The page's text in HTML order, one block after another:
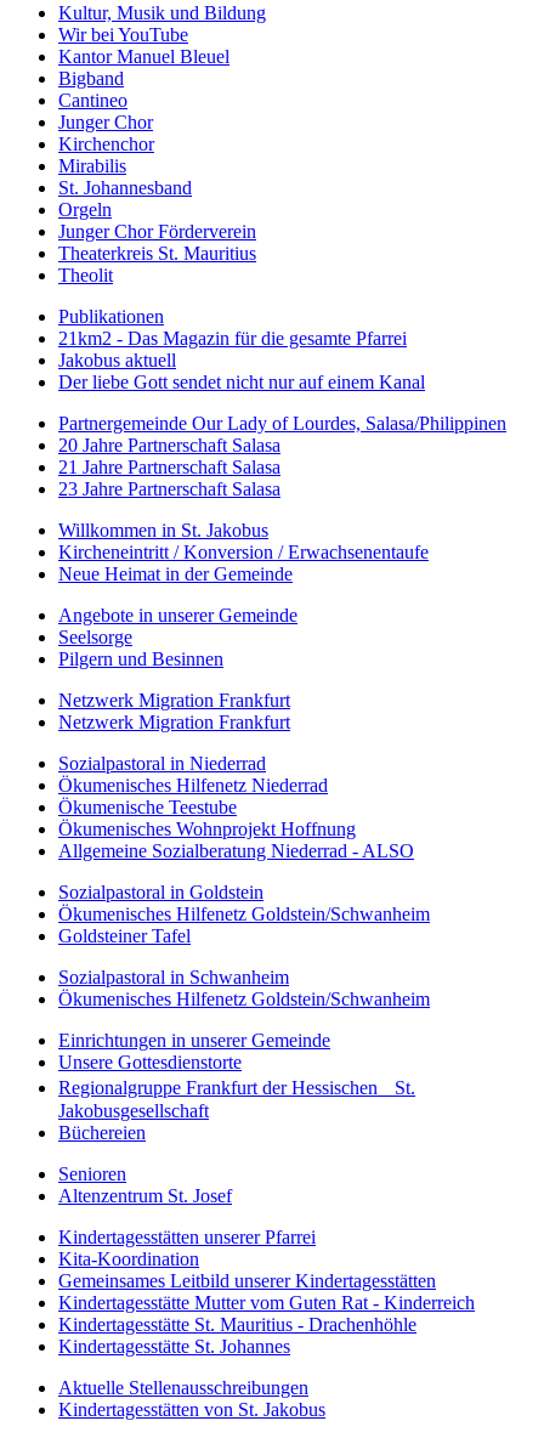
Kultur, Musik und Bildung
Wir bei YouTube
Kantor Manuel Bleuel
Bigband
Cantineo
Junger Chor
Kirchenchor
Mirabilis
St. Johannesband
Orgeln
Junger Chor Förderverein
Theaterkreis St. Mauritius
Theolit
Publikationen
21km2 - Das Magazin für die gesamte Pfarrei
Jakobus aktuell
Der liebe Gott sendet nicht nur auf einem Kanal
Partnergemeinde Our Lady of Lourdes, Salasa/Philippinen
20 Jahre Partnerschaft Salasa
21 Jahre Partnerschaft Salasa
23 Jahre Partnerschaft Salasa
Willkommen in St. Jakobus
Kircheneintritt / Konversion / Erwachsenentaufe
Neue Heimat in der Gemeinde
Angebote in unserer Gemeinde
Seelsorge
Pilgern und Besinnen
Netzwerk Migration Frankfurt
Netzwerk Migration Frankfurt
Sozialpastoral in Niederrad
Ökumenisches Hilfenetz Niederrad
Ökumenische Teestube
Ökumenisches Wohnprojekt Hoffnung
Allgemeine Sozialberatung Niederrad - ALSO
Sozialpastoral in Goldstein
Ökumenisches Hilfenetz Goldstein/Schwanheim
Goldsteiner Tafel
Sozialpastoral in Schwanheim
Ökumenisches Hilfenetz Goldstein/Schwanheim
Einrichtungen in unserer Gemeinde
Unsere Gottesdienstorte
Regionalgruppe Frankfurt der Hessischen St.
Jakobusgesellschaft
Büchereien
Senioren
Altenzentrum St. Josef
Kindertagesstätten unserer Pfarrei
Kita-Koordination
Gemeinsames Leitbild unserer Kindertagesstätten
Kindertagesstätte Mutter vom Guten Rat - Kinderreich
Kindertagesstätte St. Mauritius - Drachenhöhle
Kindertagesstätte St. Johannes
Aktuelle Stellenausschreibungen
Kindertagesstätten von St. Jakobus